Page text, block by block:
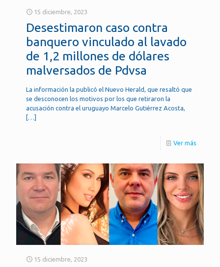
15 diciembre, 2023
Desestimaron caso contra
banquero vinculado al lavado
de 1,2 millones de dólares
malversados de Pdvsa
La información la publicó el Nuevo Herald, que resaltó que
se desconocen los motivos por los que retiraron la
acusación contra el uruguayo Marcelo Gutiérrez Acosta,
[…]
Ver más
15 diciembre, 2023